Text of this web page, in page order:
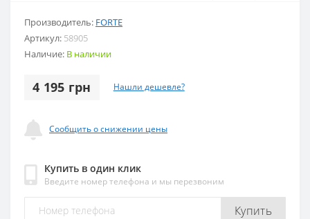
Производитель: FORTE
Артикул: 58905
Наличие: В наличии
4 195 грн Нашли дешевле?
Сообщить о снижении цены
Купить в один клик
Введите номер телефона и мы перезвоним
Купить